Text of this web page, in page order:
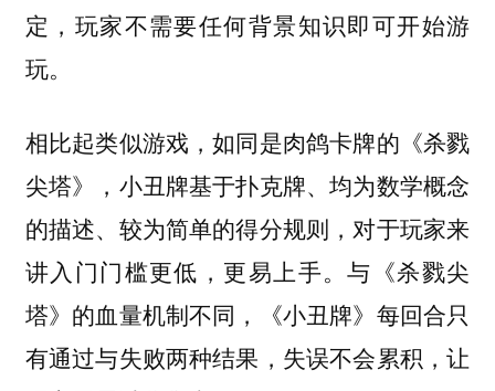
定，玩家不需要任何背景知识即可开始游
玩。
相比起类似游戏，如同是肉鸽卡牌的《杀戮
尖塔》，小丑牌基于扑克牌、均为数学概念
的描述、较为简单的得分规则，对于玩家来
讲入门门槛更低，更易上手。与《杀戮尖
塔》的血量机制不同，《小丑牌》每回合只
有通过与失败两种结果，失误不会累积，让